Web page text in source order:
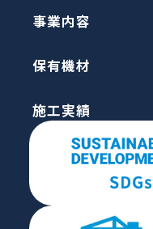
事業内容
保有機材
施工実績